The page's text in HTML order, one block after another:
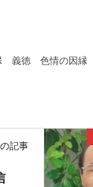
義徳 色情の因縁
記事